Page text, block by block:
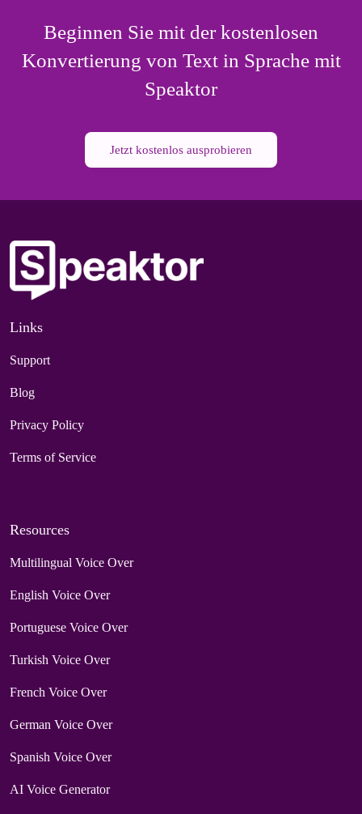
Beginnen Sie mit der kostenlosen
Konvertierung von Text in Sprache mit
Speaktor
Jetzt kostenlos ausprobieren
Links
Support
Blog
Privacy Policy
Terms of Service
Resources
Multilingual Voice Over
English Voice Over
Portuguese Voice Over
Turkish Voice Over
French Voice Over
German Voice Over
Spanish Voice Over
AI Voice Generator